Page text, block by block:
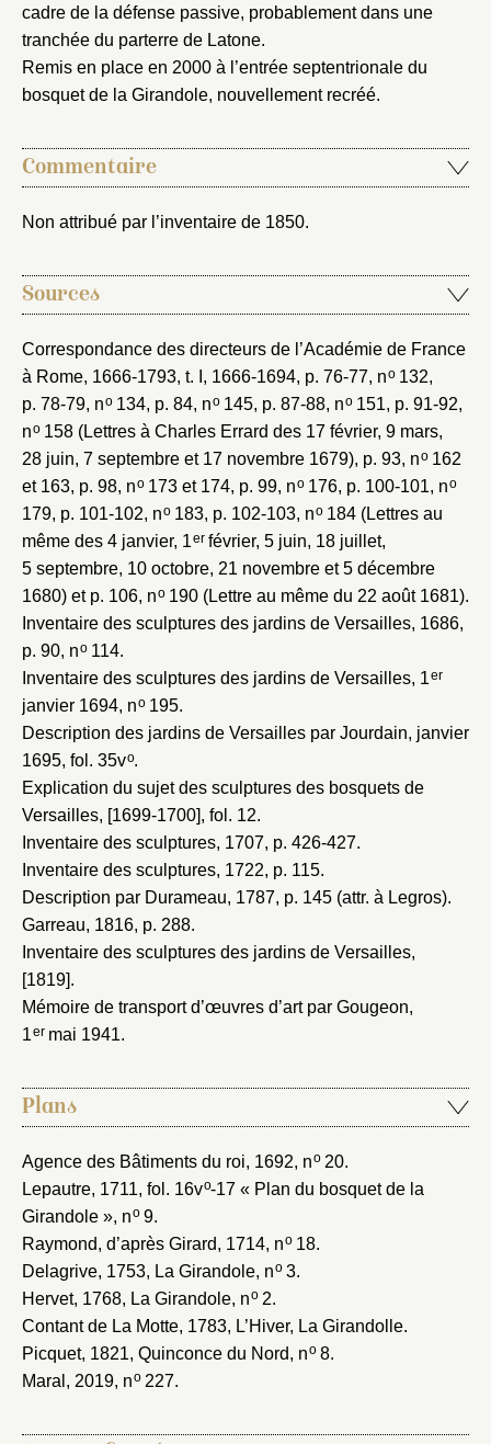
cadre de la défense passive, probablement dans une
tranchée du parterre de Latone.
Remis en place en 2000 à l’entrée septentrionale du
bosquet de la Girandole, nouvellement recréé.
Commentaire
Non attribué par l’inventaire de 1850.
Sources
Correspondance des directeurs de l’Académie de France
à Rome, 1666-1793, t. I, 1666-1694, p. 76-77, no132,
p. 78-79, no134, p. 84, no145, p. 87-88, no151, p. 91-92,
no158 (Lettres à Charles Errard des 17 février, 9 mars,
28 juin, 7 septembre et 17 novembre 1679), p. 93, no162
et 163, p. 98, no173 et 174, p. 99, no176, p. 100-101, no
179, p. 101-102, no183, p. 102-103, no184 (Lettres au
même des 4 janvier, 1erfévrier, 5 juin, 18 juillet,
5 septembre, 10 octobre, 21 novembre et 5 décembre
1680) et p. 106, no190 (Lettre au même du 22 août 1681).
Inventaire des sculptures des jardins de Versailles, 1686,
p. 90, no114.
Inventaire des sculptures des jardins de Versailles, 1er
janvier 1694, no195.
Description des jardins de Versailles par Jourdain, janvier
1695, fol. 35vo.
Explication du sujet des sculptures des bosquets de
Versailles, [1699-1700], fol. 12.
Inventaire des sculptures, 1707, p. 426-427.
Inventaire des sculptures, 1722, p. 115.
Description par Durameau, 1787, p. 145 (attr. à Legros).
Garreau, 1816, p. 288.
Inventaire des sculptures des jardins de Versailles,
[1819].
Mémoire de transport d’œuvres d’art par Gougeon,
1ermai 1941.
Plans
Agence des Bâtiments du roi, 1692, no20.
Lepautre, 1711, fol. 16vo-17 « Plan du bosquet de la
Girandole », no9.
Raymond, d’après Girard, 1714, no18.
Delagrive, 1753, La Girandole, no3.
Hervet, 1768, La Girandole, no2.
Contant de La Motte, 1783, L’Hiver, La Girandolle.
Picquet, 1821, Quinconce du Nord, no8.
Maral, 2019, no227.
notice
Nom du dossier
Valider
Nouveau dossier
Créer et ajouter
Connexion
Courriel
Envoyer
Vous n'êtes pas encore inscrit ?Créer un compte
Vous avez oublié votre mot de passe ?Cliquez ici